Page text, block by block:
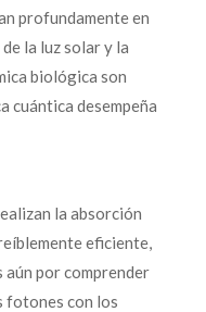
profundamente en
la luz solar y la
biológica son
cuántica desempeña
la absorción
eficiente,
por comprender
fotones con los